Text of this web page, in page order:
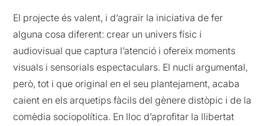
El projecte és valent, i d’agraïr la iniciativa de fer
alguna cosa diferent: crear un univers físic i
audiovisual que captura l’atenció i ofereix moments
visuals i sensorials espectaculars. El nucli argumental,
però, tot i que original en el seu plantejament, acaba
caient en els arquetips fàcils del gènere distòpic i de la
comèdia sociopolítica. En lloc d’aprofitar la llibertat